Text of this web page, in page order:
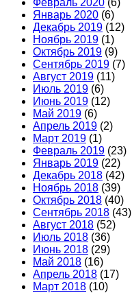
Февраль 2020 (6)
Январь 2020 (6)
Декабрь 2019 (12)
Ноябрь 2019 (1)
Октябрь 2019 (9)
Сентябрь 2019 (7)
Август 2019 (11)
Июль 2019 (6)
Июнь 2019 (12)
Май 2019 (6)
Апрель 2019 (2)
Март 2019 (1)
Февраль 2019 (23)
Январь 2019 (22)
Декабрь 2018 (42)
Ноябрь 2018 (39)
Октябрь 2018 (40)
Сентябрь 2018 (43)
Август 2018 (52)
Июль 2018 (36)
Июнь 2018 (29)
Май 2018 (16)
Апрель 2018 (17)
Март 2018 (10)